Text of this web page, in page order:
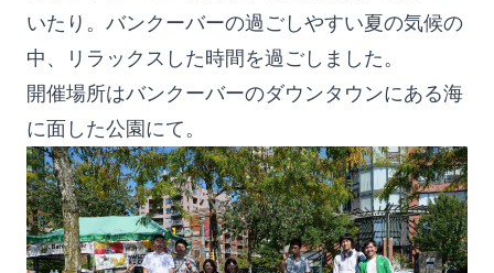
いたり。バンクーバーの過ごしやすい夏の気候の
中、リラックスした時間を過ごしました。
開催場所はバンクーバーのダウンタウンにある海
に面した公園にて。